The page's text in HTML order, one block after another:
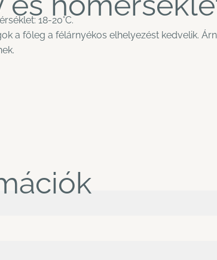
18-20°C.
a főleg a félárnyékos elhelyezést kedvelik.